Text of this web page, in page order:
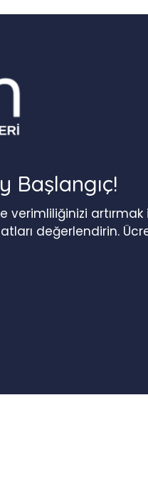
Başlangıç!
verimliliğinizi
değerlendirin.